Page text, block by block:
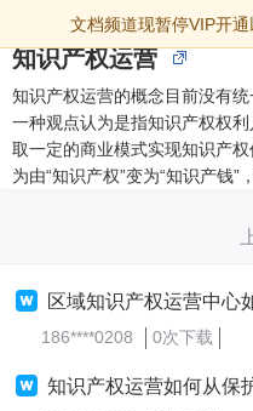
文档频道现暂停VIP开
知识产权运营
知识产权运营的概念目前没有统
一种观点认为是指知识产权权
取一定的商业模式实现知识产
为由“知识产权”变为“知识产钱”
区域知识产权运营中心如
186****0208 0次下载
知识产权运营如何从保护